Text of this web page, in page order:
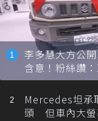
李多慧大方公
含意！粉絲讚
忙找車
Mercedes坦承
頭 但車內大螢